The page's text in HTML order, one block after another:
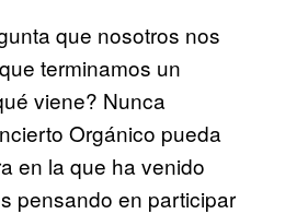
que nosotros nos
terminamos un
viene? Nunca
Orgánico pueda
en la que ha venido
pensando en participar